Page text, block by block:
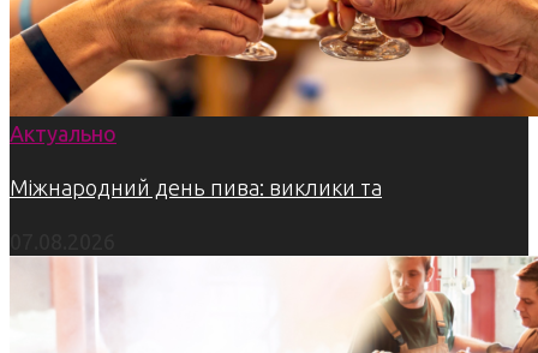
Актуально
Міжнародний день пива: виклики та